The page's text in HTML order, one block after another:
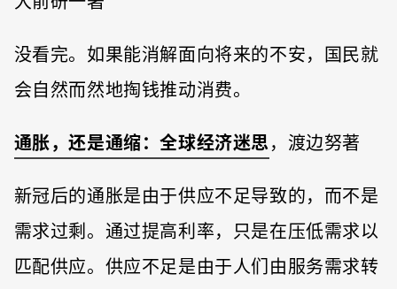
没看完。如果能消解面向将来的不安，国民就
会自然而然地掏钱推动消费。
通胀，还是通缩：全球经济迷思，渡边努著
新冠后的通胀是由于供应不足导致的，而不是
需求过剩。通过提高利率，只是在压低需求以
匹配供应。供应不足是由于人们由服务需求转